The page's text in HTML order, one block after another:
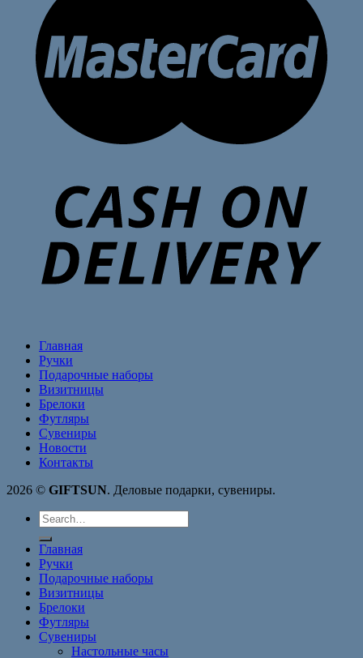
Главная
Ручки
Подарочные наборы
Визитницы
Брелоки
Футляры
Сувениры
Новости
Контакты
2026 © GIFTSUN. Деловые подарки, сувениры.
Search
for:
Главная
Ручки
Подарочные наборы
Визитницы
Брелоки
Футляры
Сувениры
Настольные часы